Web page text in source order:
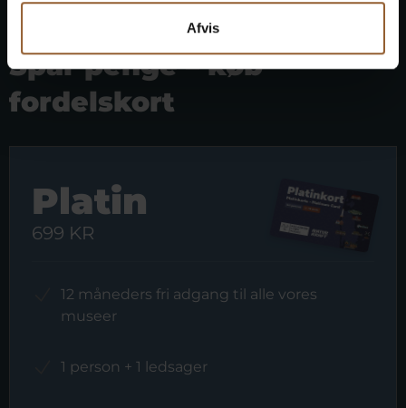
Afvis
Spar penge – køb
fordelskort
Platin
699 KR
12 måneders fri adgang til alle vores
museer
1 person + 1 ledsager